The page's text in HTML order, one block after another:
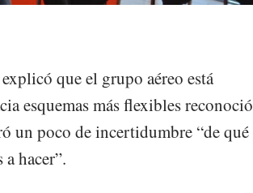
que el grupo aéreo está
esquemas más flexibles reconoció
un poco de incertidumbre “de qué
hacer”.